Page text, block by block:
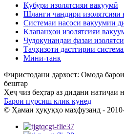
Қубури изолятсияи вакуумӣ
Шланги чандири изолятсияи
Системаи насоси вакуумии
Клапанҳои изолятсияи
Ҷудокунандаи фазаи
Таҷҳизоти дастгирии
Мини-танк
Фиристодани дархост: Омода
бештар
Ҳеҷ чиз беҳтар аз дидани натиҷаи
Барои пурсиш клик кунед
© Ҳамаи ҳуқуқҳо маҳфузанд -